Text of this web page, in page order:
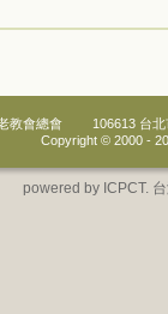
教會總會
106613 台
Copyright © 2000 -
powered by ICPCT.